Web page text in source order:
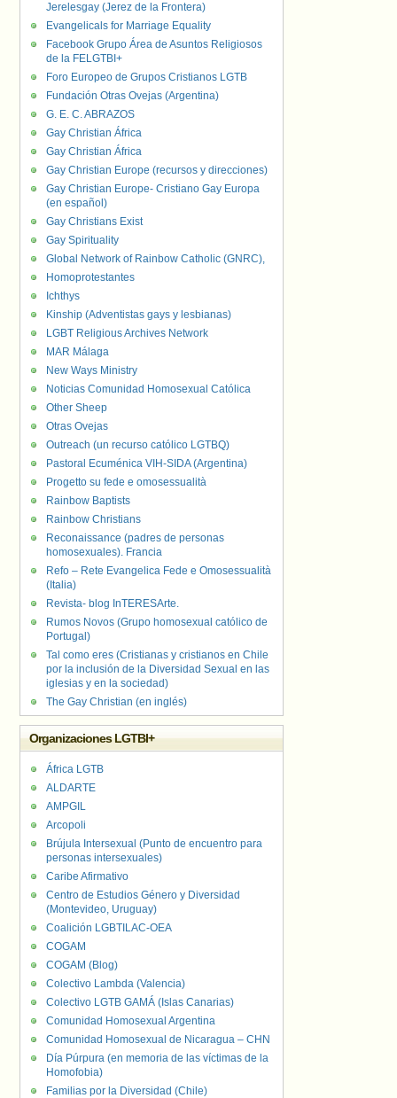
Jerelesgay (Jerez de la Frontera)
Evangelicals for Marriage Equality
Facebook Grupo Área de Asuntos Religiosos
de la FELGTBI+
Foro Europeo de Grupos Cristianos LGTB
Fundación Otras Ovejas (Argentina)
G. E. C. ABRAZOS
Gay Christian África
Gay Christian África
Gay Christian Europe (recursos y direcciones)
Gay Christian Europe- Cristiano Gay Europa
(en español)
Gay Christians Exist
Gay Spirituality
Global Network of Rainbow Catholic (GNRC),
Homoprotestantes
Ichthys
Kinship (Adventistas gays y lesbianas)
LGBT Religious Archives Network
MAR Málaga
New Ways Ministry
Noticias Comunidad Homosexual Católica
Other Sheep
Otras Ovejas
Outreach (un recurso católico LGTBQ)
Pastoral Ecuménica VIH-SIDA (Argentina)
Progetto su fede e omosessualità
Rainbow Baptists
Rainbow Christians
Reconaissance (padres de personas
homosexuales). Francia
Refo – Rete Evangelica Fede e Omosessualità
(Italia)
Revista- blog InTERESArte.
Rumos Novos (Grupo homosexual católico de
Portugal)
Tal como eres (Cristianas y cristianos en Chile
por la inclusión de la Diversidad Sexual en las
iglesias y en la sociedad)
The Gay Christian (en inglés)
Organizaciones LGTBI+
África LGTB
ALDARTE
AMPGIL
Arcopoli
Brújula Intersexual (Punto de encuentro para
personas intersexuales)
Caribe Afirmativo
Centro de Estudios Género y Diversidad
(Montevideo, Uruguay)
Coalición LGBTILAC-OEA
COGAM
COGAM (Blog)
Colectivo Lambda (Valencia)
Colectivo LGTB GAMÁ (Islas Canarias)
Comunidad Homosexual Argentina
Comunidad Homosexual de Nicaragua – CHN
Día Púrpura (en memoria de las víctimas de la
Homofobia)
Familias por la Diversidad (Chile)